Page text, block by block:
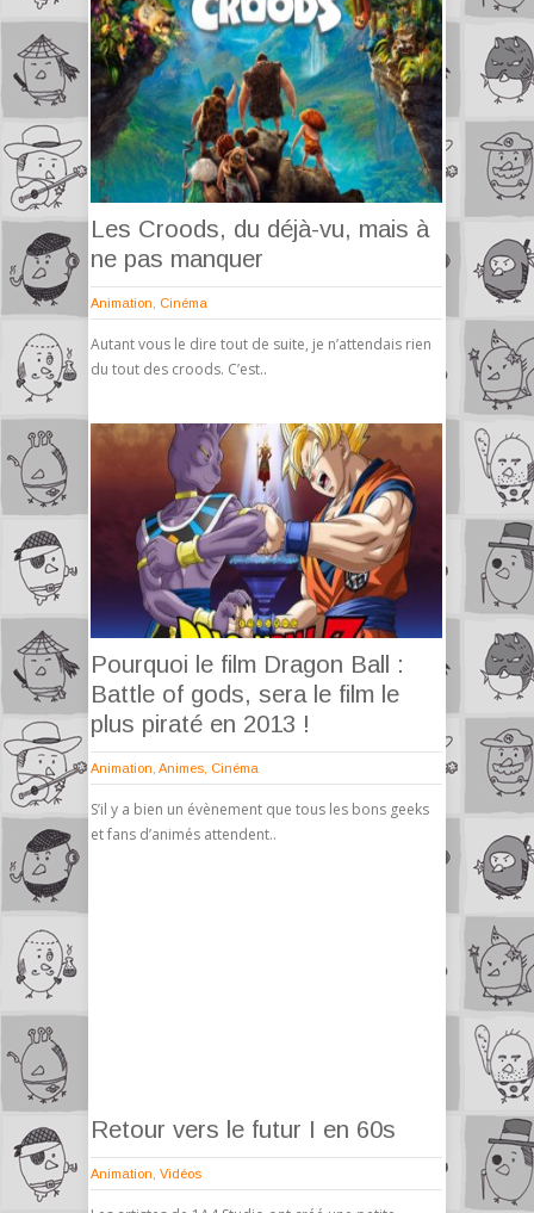
Les Croods, du déjà-vu, mais à
ne pas manquer
Animation Cinéma
Autant vous le dire tout de suite, je n’attendais rien
du tout des croods. C’est..
Pourquoi le film Dragon Ball :
Battle of gods, sera le film le
plus piraté en 2013 !
Animation Animes Cinéma
S’il y a bien un évènement que tous les bons geeks
et fans d’animés attendent..
Retour vers le futur I en 60s
Animation Vidéos